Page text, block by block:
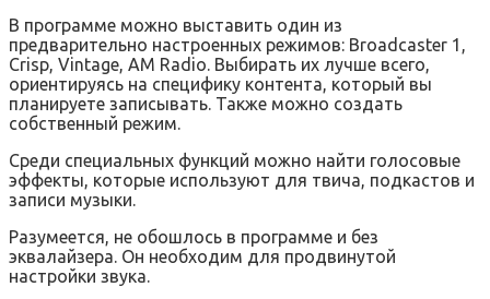
В программе можно выставить один из
предварительно настроенных режимов: Broadcaster 1,
Crisp, Vintage, AM Radio. Выбирать их лучше всего,
ориентируясь на специфику контента, который вы
планируете записывать. Также можно создать
собственный режим.
Среди специальных функций можно найти голосовые
эффекты, которые используют для твича, подкастов и
записи музыки.
Разумеется, не обошлось в программе и без
эквалайзера. Он необходим для продвинутой
настройки звука.